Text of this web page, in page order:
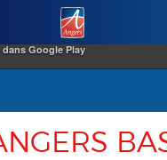
Google Play
Angers.fr :